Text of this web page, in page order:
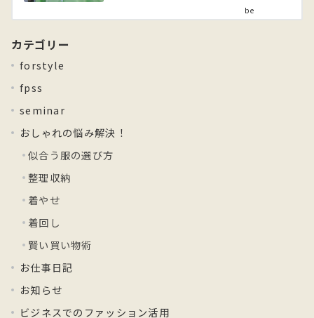
カテゴリー
forstyle
fpss
seminar
おしゃれの悩み解決！
似合う服の選び方
整理収納
着やせ
着回し
賢い買い物術
お仕事日記
お知らせ
ビジネスでのファッション活用